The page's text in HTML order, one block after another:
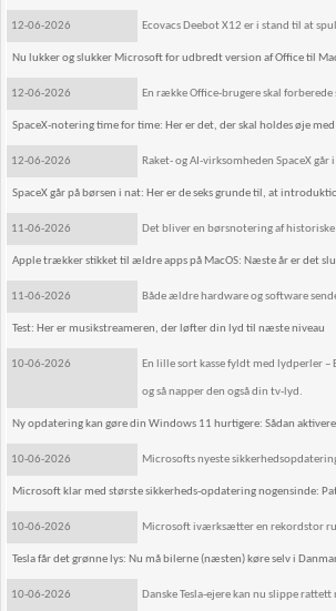
12-06-2026 Ecovacs Deebot X12 er i stand til at
Nu lukker og slukker Microsoft for udbredt version af Office til
12-06-2026 En række Office-brugere skal
SpaceX-notering time for time: Her er det, der skal holdes øje med
12-06-2026 Raket- og AI-virksomheden SpaceX
SpaceX går på børsen i nat: Her er de seks grunde til, at
11-06-2026 Det bliver en børsnotering af
Apple trækker stikket til ældre apps på MacOS: Næste år er det
11-06-2026 Både ældre hardware og software
Test: Her er musikstreameren, der løfter din lyd til næste niveau
10-06-2026 En lille sort kasse fyldt med lydperler
og så napper den også din tv-lyd.
Ny opdatering kan gøre din Windows 11 hurtigere: Sådan
10-06-2026 Microsofts nyeste
Microsoft klar med største sikkerheds-opdatering nogensinde:
10-06-2026 Microsoft iværksætter en rekordstor
Tesla får det grønne lys: Nu må bilerne (næsten) køre selv i
10-06-2026 Danske Tesla-ejere kan nu slippe